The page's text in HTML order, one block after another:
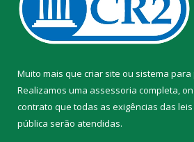
Muito mais que criar site ou sistema
Realizamos uma assessoria completa,
contrato que todas as exigências das
pública serão atendidas.